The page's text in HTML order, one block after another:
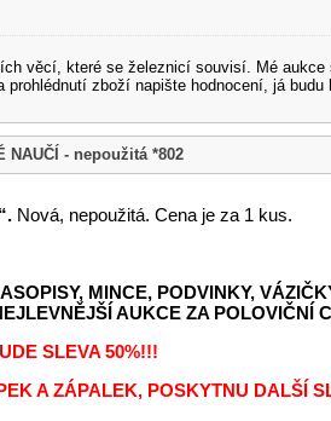
věcí, které se železnicí souvisí. Mé
zboží napište hodnocení, já budu
NAUČÍ - nepoužitá *802
Nová, nepoužitá. Cena je za 1 kus.
MINCE, PODVINKY,
AUKCE ZA
SLEVA 50%!!!
A ZÁPALEK, POSKYTNU DALŠÍ